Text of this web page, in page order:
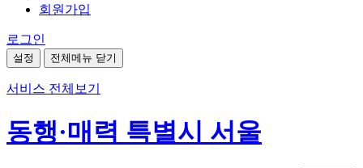
회원가입
로그인
설정 전체메뉴 닫기
서비스 전체보기
동행·매력 특별시 서울